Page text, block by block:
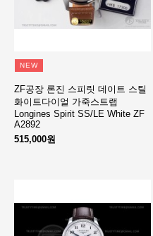
NEW
ZF공장 론진 스피릿 데이트 스틸
화이트다이얼 가죽스트랩
Longines Spirit SS/LE White ZF
A2892
515,000원